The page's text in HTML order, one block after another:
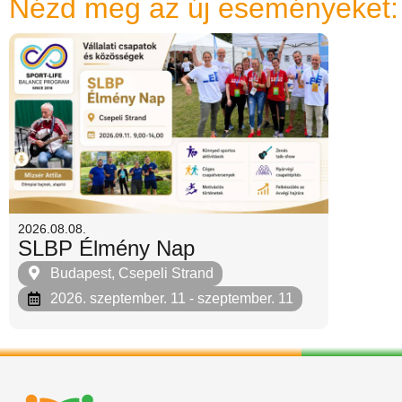
Nézd meg az új eseményeket:
2026.08.08.
SLBP Élmény Nap
Budapest, Csepeli Strand
2026. szeptember. 11 - szeptember. 11